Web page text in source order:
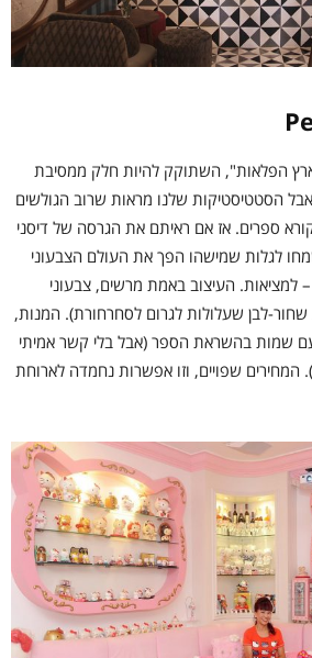
הפלאות", השתוקק להיות חלק ממסיבת
הסטטיסטיקות שלנו מראות שרוב הגולשים
ספרים. אז אם ראיתם את הגרסה של דיסני
לגלות שמישהו הפך את העולם הצבעוני
למציאות. העיצוב באמת מרשים, צבעוני
שחור-לבן שעלולות לגרום לסחרחורת). המנות,
שמות בהשראת הספר (אבל בלי קשר אמיתי
שפויים, וזו אפשרות נחמדה לארוחת